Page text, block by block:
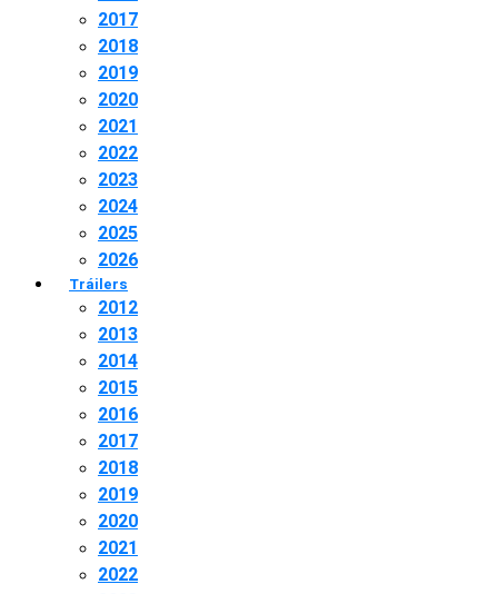
2017
2018
2019
2020
2021
2022
2023
2024
2025
2026
Tráilers
2012
2013
2014
2015
2016
2017
2018
2019
2020
2021
2022